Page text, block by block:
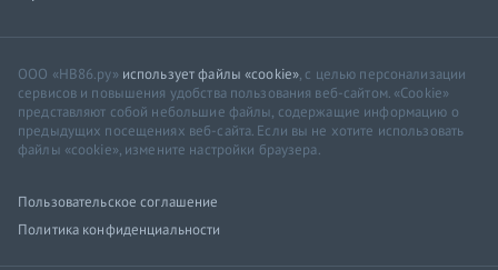
ООО «НВ86.ру» использует файлы «cookie», с целью персонализации
сервисов и повышения удобства пользования веб-сайтом. «Cookie»
представляют собой небольшие файлы, содержащие информацию о
предыдущих посещениях веб-сайта. Если вы не хотите использовать
файлы «cookie», измените настройки браузера.
Пользовательское соглашение
Политика конфиденциальности